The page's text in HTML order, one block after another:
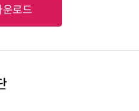
운로드